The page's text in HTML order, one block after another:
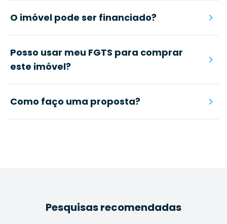
O imóvel pode ser financiado?
Posso usar meu FGTS para comprar
este imóvel?
Como faço uma proposta?
Pesquisas recomendadas